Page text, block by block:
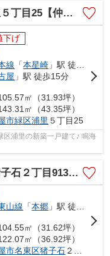
無料】新築一戸建て 3号棟
下げ
線 「本星崎 」駅 徒歩10分
屋 」駅 徒歩15分
㎡（31.93坪）
㎡（43.35坪）
市緑区浦里 ５丁目25
里の新築一戸建て♪ 鳴海
数料無料】新築一戸建て B号棟
山線 「本郷 」駅 徒歩21分
㎡（31.62坪）
㎡（36.92坪）
市名東区猪子石２丁目913-3